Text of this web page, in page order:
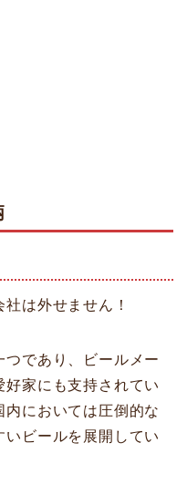
は外せません！
であり、ビールメー
好家にも支持されてい
内においては圧倒的な
いビールを展開してい